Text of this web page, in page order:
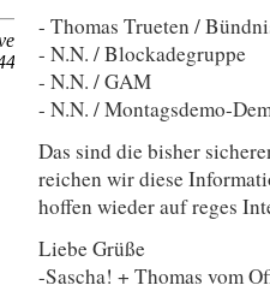
- Thomas Trueten /
- N.N. / Blockadegruppe
- N.N. / GAM
- N.N. / Montagsdemo-
Das sind die bisher
reichen wir diese
hoffen wieder auf reges
Liebe Grüße
-Sascha! + Thomas vom